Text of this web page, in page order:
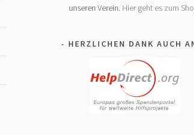
unseren Verein. Hier geht es zum
HERZLICHEN DANK AUCH